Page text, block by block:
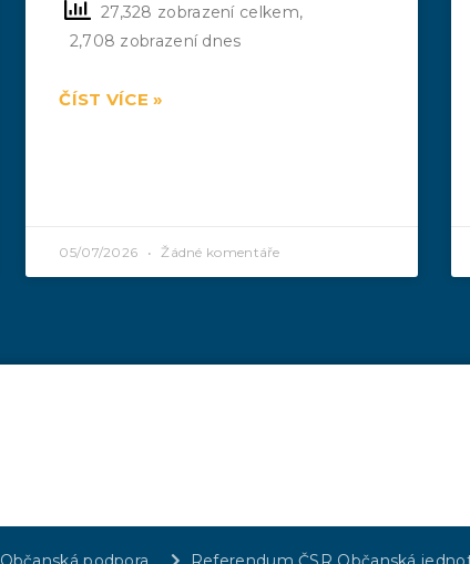
27,328 zobrazení celkem,
2,708 zobrazení dnes
ČÍST VÍCE »
05/07/2026 Žádné komentáře